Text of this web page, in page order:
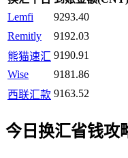
Lemfi
9293.40
Remitly
9192.03
熊猫速汇 9190.91
Wise
9181.86
西联汇款 9163.52
今日换汇省钱攻